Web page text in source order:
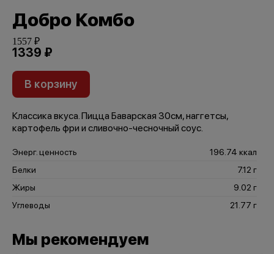
Добро Комбо
1557 ₽
1339 ₽
В корзину
Классика вкуса. Пицца Баварская 30см, наггетсы,
картофель фри и сливочно-чесночный соус.
Энерг. ценность
196.74 ккал
Белки
7.12 г
Жиры
9.02 г
Углеводы
21.77 г
Мы рекомендуем